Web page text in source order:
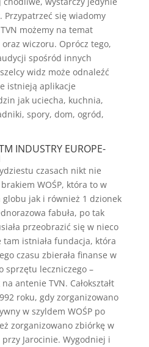
się wiadomy
możemy na temat
wiczoru. Oprócz tego,
spośród innych
widz może odnaleźć
istnieją aplikacje
jak uciecha, kuchnia,
spory, dom, ogród,
INDUSTRY EUROPE-
czasach nikt nie
WOŚP, która to w
globu jak i również 1 dzionek
fabuła, po tak
przeobrazić się w nieco
tam istniała fundacja, która
czasu zbierała finanse w
sprzętu leczniczego –
antenie TVN. Całokształt
roku, gdy zorganizowano
w szyldem WOŚP po
zorganizowano zbiórkę w
Jarocinie. Wygodniej i